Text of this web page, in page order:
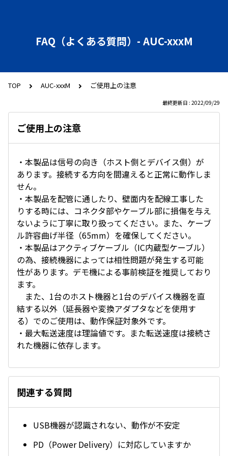
FAQ（よくある質問）- AUC-xxxM
TOP AUC-xxxM ご使用上の注意
最終更新日 : 2022/09/29
ご使用上の注意
・本製品は信号の向き（ホスト側とデバイス側）が
あります。接続する方向を間違えると正常に動作しま
せん。
・本製品を配管に通したり、壁面内を配線工事した
りする時には、コネクタ部やケーブル部に損傷を与え
ないように丁寧に取り扱ってください。また、ケーブ
ル許容曲げ半径（65mm）を確保してください。
・本製品はアクティブケーブル（IC内蔵型ケーブル）
の為、接続機器によっては相性問題が発生する可能
性があります。デモ機による事前検証を推奨しており
ます。
また、1台のホスト機器と1台のデバイス機器を直
結する以外（延長器や変換アダプタなどを使用す
る）でのご使用は、動作保証対象外です。
・最大転送速度は理論値です。また転送速度は接続さ
れた機器に依存します。
関連する質問
USB機器が認識されない、動作が不安定
PD（Power Delivery）に対応していますか